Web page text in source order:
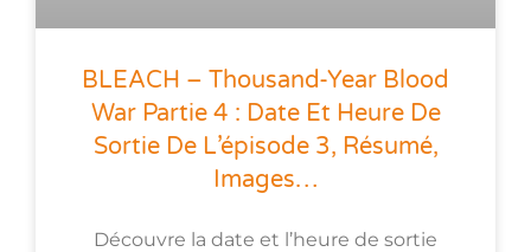
BLEACH – Thousand-Year Blood
War Partie 4 : Date Et Heure De
Sortie De L’épisode 3, Résumé,
Images…
Découvre la date et l’heure de sortie